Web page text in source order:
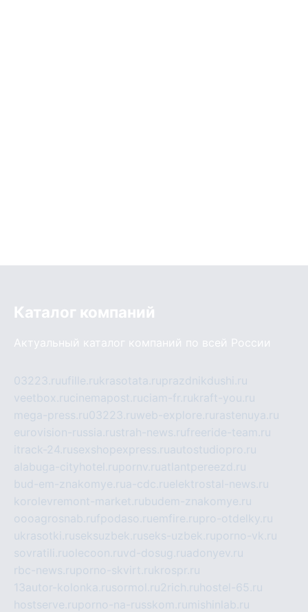
Каталог компаний
Актуальный каталог компаний по всей России
03223.ruufille.rukrasotata.ruprazdnikdushi.ru
veetbox.rucinemapost.ruciam-fr.rukraft-you.ru
mega-press.ru03223.ruweb-explore.ru rastenuya.ru
eurovision-russia.rustrah-news.rufreeride-team.ru
itrack-24.rusexshopexpress.ruautostudiopro.ru
alabuga-cityhotel.rupornv.ruatlantpereezd.ru
bud-em-znakomye.rua-cdc.ruelektrostal-news.ru
korolevremont-market.rubudem-znakomye.ru
oooagrosnab.rufpodaso.ruemfire.rupro-otdelky.ru
ukrasotki.ruseksuzbek.ruseks-uzbek.ruporno-vk.ru
sovratili.ruolecoon.ruvd-dosug.ruadonyev.ru
rbc-news.ruporno-skvirt.rukrospr.ru
13autor-kolonka.rusormol.ru2rich.ru hostel-65.ru
hostserve.ruporno-na-russkom.ru mishinlab.ru